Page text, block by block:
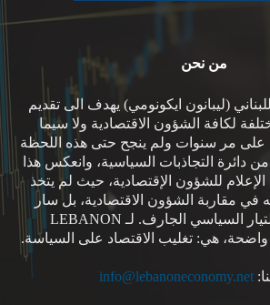
من نحن
(ليبانون ايكونومي) يهدف الى تقديم
لكافة الشؤون الاقتصادية ولا سيما
على مر سنوات ولم ينجح حتى هذه اللحظة
دائرة التجاذبات السياسية، وانعكس هذا
الإعلام للشؤون الإقتصادية، حيث لم يتخذ
في مقاربة الشؤون الاقتصادية، بل سار
والاقتصاد في التيار السياسي الجارف. لـ LEBANON
info@lebanoneconomy.net